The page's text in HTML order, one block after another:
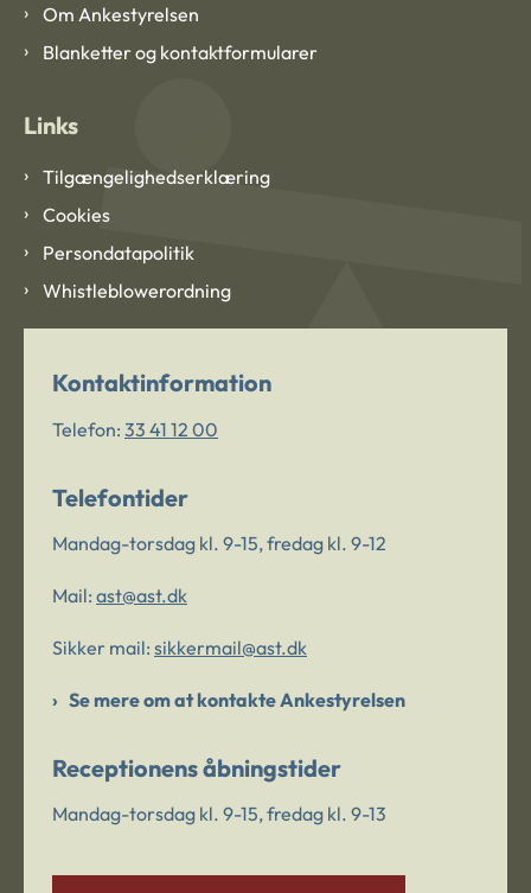
Om Ankestyrelsen
Blanketter og kontaktformularer
Links
Tilgængelighedserklæring
Cookies
Persondatapolitik
Whistleblowerordning
Kontaktinformation
Telefon: 33 41 12 00
Telefontider
Mandag-torsdag kl. 9-15, fredag kl. 9-12
Mail: ast@ast.dk
Sikker mail: sikkermail@ast.dk
Se mere om at kontakte Ankestyrelsen
Receptionens åbningstider
Mandag-torsdag kl. 9-15, fredag kl. 9-13